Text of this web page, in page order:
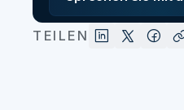
TEILEN